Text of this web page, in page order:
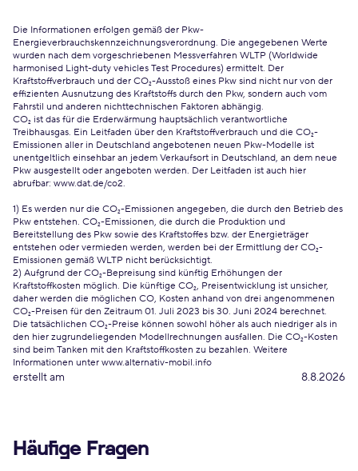
Die Informationen erfolgen gemäß der Pkw-
Energieverbrauchskennzeichnungsverordnung. Die angegebenen Werte
wurden nach dem vorgeschriebenen Messverfahren WLTP (Worldwide
harmonised Light-duty vehicles Test Procedures) ermittelt. Der
Kraftstoffverbrauch und der CO₂-Ausstoß eines Pkw sind nicht nur von der
effizienten Ausnutzung des Kraftstoffs durch den Pkw, sondern auch vom
Fahrstil und anderen nichttechnischen Faktoren abhängig.
CO₂ ist das für die Erderwärmung hauptsächlich verantwortliche
Treibhausgas. Ein Leitfaden über den Kraftstoffverbrauch und die CO₂-
Emissionen aller in Deutschland angebotenen neuen Pkw-Modelle ist
unentgeltlich einsehbar an jedem Verkaufsort in Deutschland, an dem neue
Pkw ausgestellt oder angeboten werden. Der Leitfaden ist auch hier
abrufbar: www.dat.de/co2.
1) Es werden nur die CO₂-Emissionen angegeben, die durch den Betrieb des
Pkw entstehen. CO₂-Emissionen, die durch die Produktion und
Bereitstellung des Pkw sowie des Kraftstoffes bzw. der Energieträger
entstehen oder vermieden werden, werden bei der Ermittlung der CO₂-
Emissionen gemäß WLTP nicht berücksichtigt.
2) Aufgrund der CO₂-Bepreisung sind künftig Erhöhungen der
Kraftstoffkosten möglich. Die künftige CO₂, Preisentwicklung ist unsicher,
daher werden die möglichen CO, Kosten anhand von drei angenommenen
CO₂-Preisen für den Zeitraum 01. Juli 2023 bis 30. Juni 2024 berechnet.
Die tatsächlichen CO₂-Preise können sowohl höher als auch niedriger als in
den hier zugrundeliegenden Modellrechnungen ausfallen. Die CO₂-Kosten
sind beim Tanken mit den Kraftstoffkosten zu bezahlen. Weitere
Informationen unter www.alternativ-mobil.info
erstellt am 8.8.2026
Häufige Fragen